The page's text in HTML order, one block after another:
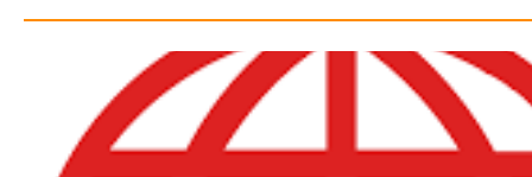
POLICIAL
POLÍTICA
AUDIOS